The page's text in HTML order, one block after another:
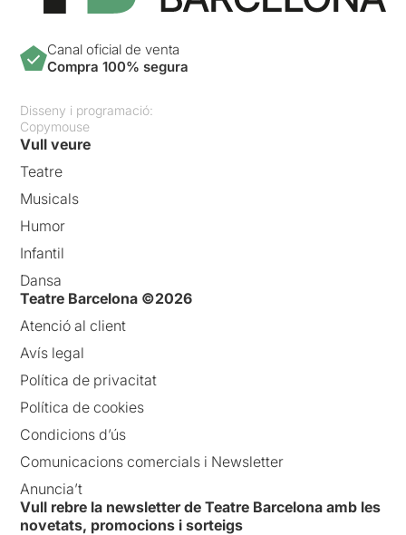
Canal oficial de venta
Compra 100% segura
Disseny i programació:
Copymouse
Vull veure
Teatre
Musicals
Humor
Infantil
Dansa
Teatre Barcelona ©2026
Atenció al client
Avís legal
Política de privacitat
Política de cookies
Condicions d’ús
Comunicacions comercials i Newsletter
Anuncia’t
Vull rebre la newsletter de Teatre Barcelona amb les
novetats, promocions i sorteigs